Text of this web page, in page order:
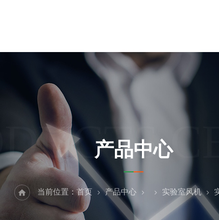
产品中心
当前位置：首页 产品中心 实验室风机